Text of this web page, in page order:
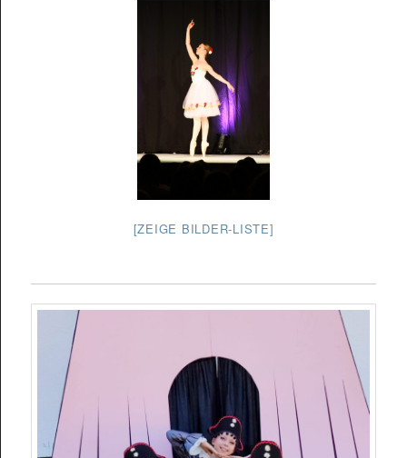
[ZEIGE BILDER-LISTE]